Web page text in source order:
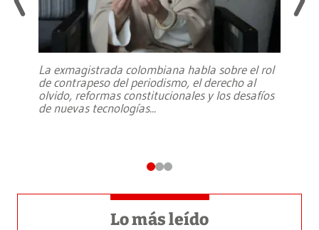
La exmagistrada colombiana habla sobre el rol
de contrapeso del periodismo, el derecho al
olvido, reformas constitucionales y los desafíos
de nuevas tecnologías...
Lo más leído